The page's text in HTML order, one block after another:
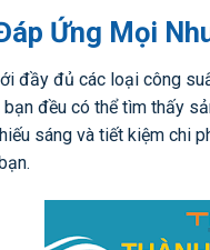
Ứng Mọi
đầy đủ các loại công
bạn đều có thể tìm thấy
sáng và tiết kiệm chi